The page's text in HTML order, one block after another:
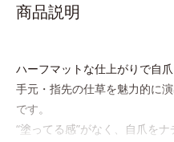
商品説明
ハーフマットな仕上がりで自
手元・指先の仕草を魅力的に
です。
“塗ってる感”がなく、自爪を